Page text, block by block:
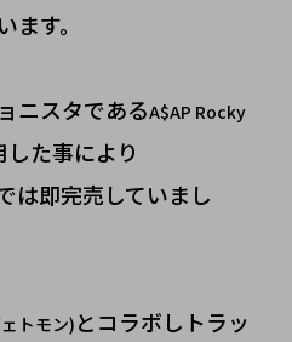
す。
ニスタであるA$AP Rocky
した事により
は即完売していまし
トモン)とコラボしトラッ